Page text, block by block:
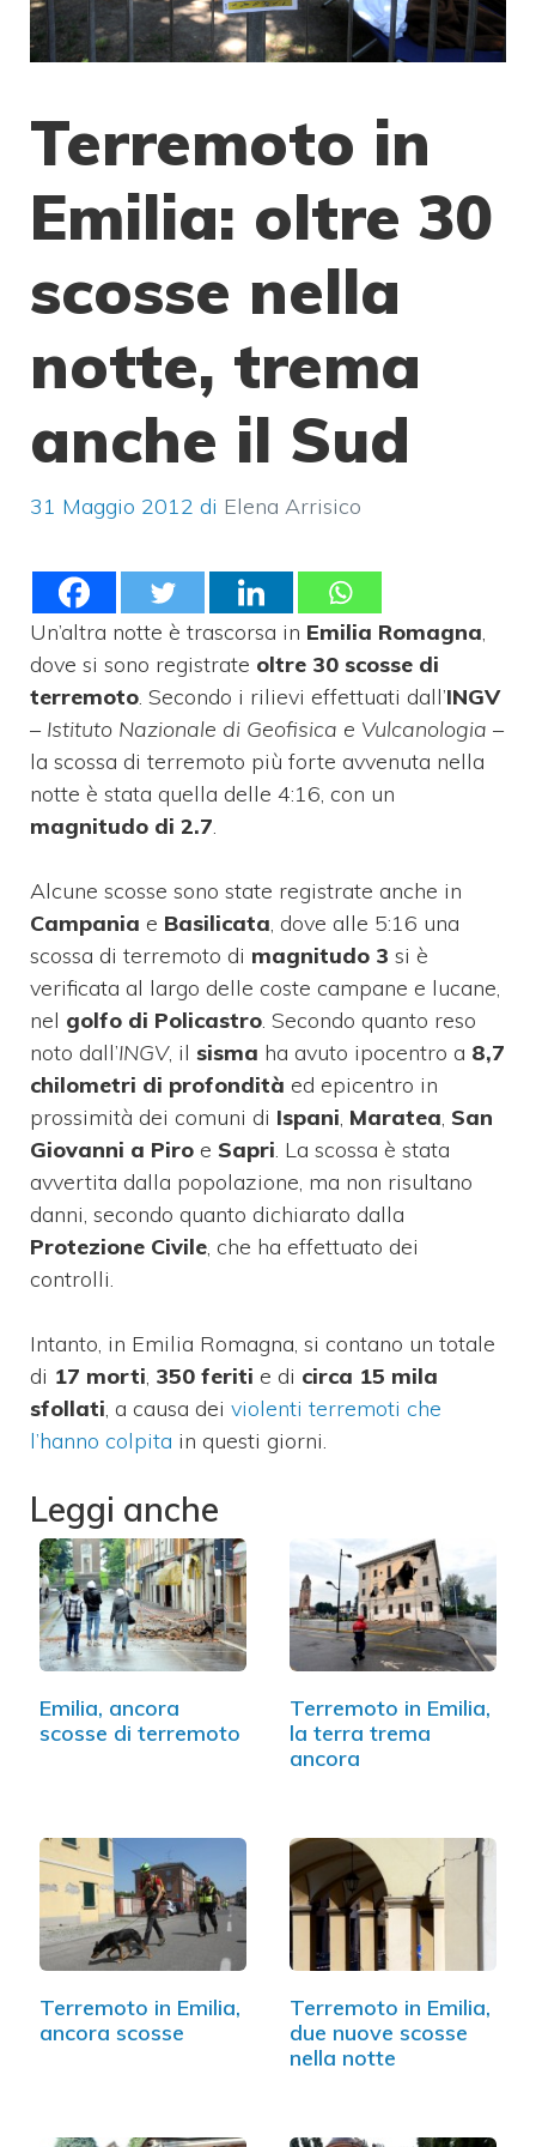
Terremoto in
Emilia: oltre 30
scosse nella
notte, trema
anche il Sud
31 Maggio 2012 di Elena Arrisico
Un’altra notte è trascorsa in Emilia Romagna
dove si sono registrate oltre 30 scosse di
terremoto . Secondo i rilievi effettuati dall’INGV
– Istituto Nazionale di Geofisica e Vulcanologia –
la scossa di terremoto più forte avvenuta nella
notte è stata quella delle 4:16, con un
magnitudo di 2.7
Alcune scosse sono state registrate anche in
Campania e Basilicata , dove alle 5:16 una
scossa di terremoto di magnitudo 3 si è
verificata al largo delle coste campane e lucane,
nel golfo di Policastro . Secondo quanto reso
noto dall’INGV, il sisma ha avuto ipocentro a 8,7
chilometri di profondità ed epicentro in
prossimità dei comuni di Ispani Maratea San
Giovanni a Piro e Sapri . La scossa è stata
avvertita dalla popolazione, ma non risultano
danni, secondo quanto dichiarato dalla
Protezione Civile , che ha effettuato dei
controlli.
Intanto, in Emilia Romagna, si contano un totale
di 17 morti 350 feriti e di circa 15 mila
sfollati , a causa dei violenti terremoti che
l’hanno colpita in questi giorni.
Leggi anche
Emilia, ancora
scosse di terremoto
Terremoto in Emilia,
la terra trema
ancora
Terremoto in Emilia,
ancora scosse
Terremoto in Emilia,
due nuove scosse
nella notte